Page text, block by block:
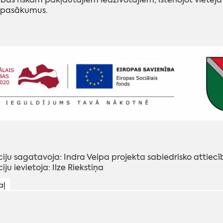
sagatavoja: Indra Veipa projekta sabiedrisko
ievietoja: Ilze Riekstiņa